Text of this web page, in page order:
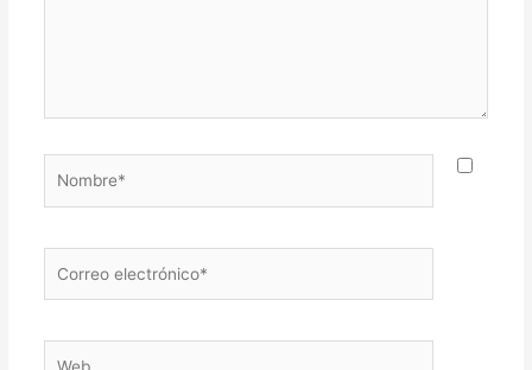
electrónico*